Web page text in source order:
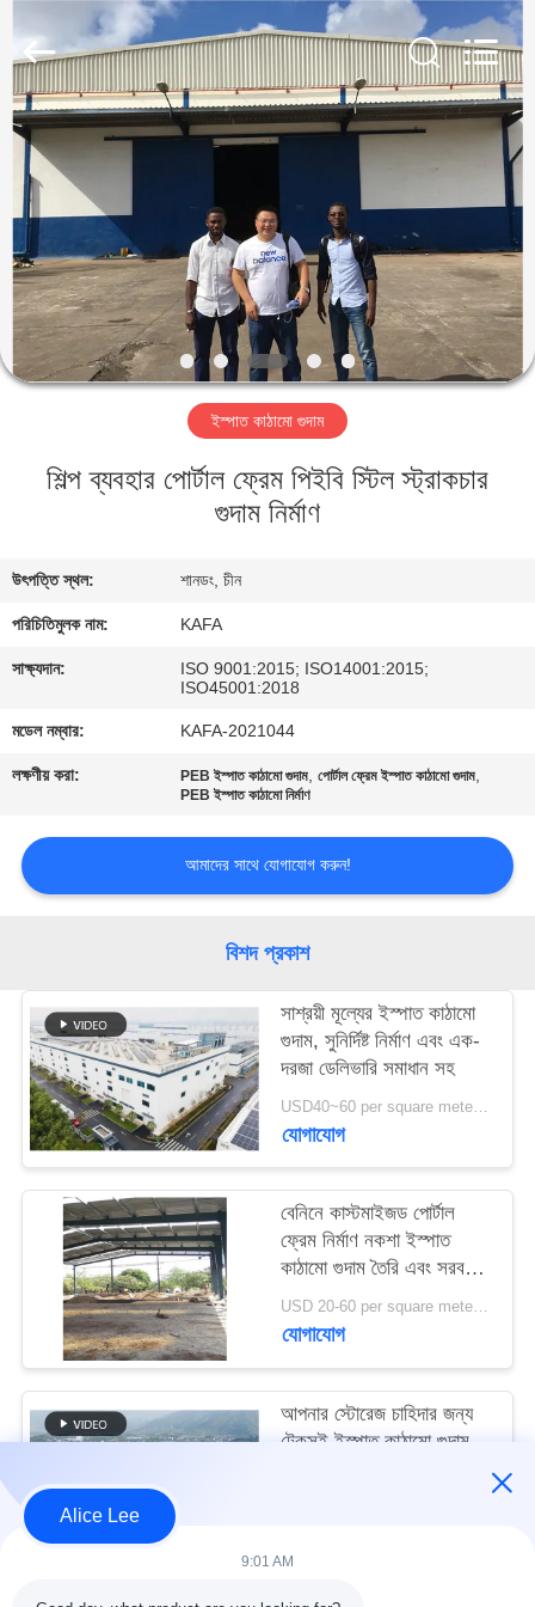
বাড়ি
পণ্য
ভিডিও
ভিআর
শো
আমাদের
কারখানা
পরিদর্শন
নিয়ন্ত্রণ
সাথে
যোগাযোগ
খবর
মামলা
সাইট
গোপনীয়তা
Fabrication
Ltd..
Rights
Reserved.
ইস্পাত কাঠামো গুদাম
শিল্প ব্যবহার পোর্টাল ফ্রেম পিইবি স্টিল স্ট্রাকচার
গুদাম নির্মাণ
উৎপত্তি স্থল: শানডং, চীন
পরিচিতিমুলক নাম: KAFA
সাক্ষ্যদান:
ISO 9001:2015; ISO14001:2015;
ISO45001:2018
মডেল নম্বার: KAFA-2021044
লক্ষণীয় করা: PEB ইস্পাত কাঠামো গুদাম,পোর্টাল ফ্রেম ইস্পাত কাঠামো গুদাম,
PEB ইস্পাত কাঠামো নির্মাণ
আমাদের সাথে যোগাযোগ করুন!
বিশদ প্রকাশ
সাশ্রয়ী মূল্যের ইস্পাত কাঠামো
গুদাম, সুনির্দিষ্ট নির্মাণ এবং এক-
দরজা ডেলিভারি সমাধান সহ
USD40~60 per square meter MOQ:1000 sqm
যোগাযোগ
বেনিনে কাস্টমাইজড পোর্টাল
ফ্রেম নির্মাণ নকশা ইস্পাত
কাঠামো গুদাম তৈরি এবং সরবরাহ
করুন
USD 20-60 per square meter MOQ:1000 বর্গ মিটার
যোগাযোগ
আপনার স্টোরেজ চাহিদার জন্য
টেকসই ইস্পাত কাঠামো গুদাম
Alice Lee
9:01 AM